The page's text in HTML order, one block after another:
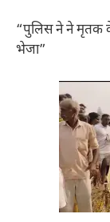
“पुलिस ने ने मृतक
भेजा”